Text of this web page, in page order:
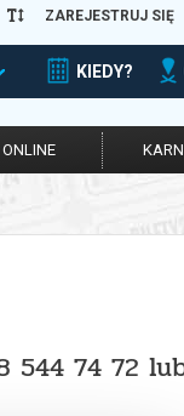
ZAREJESTRUJ SIĘ
KIEDY?
ONLINE
544 74 72